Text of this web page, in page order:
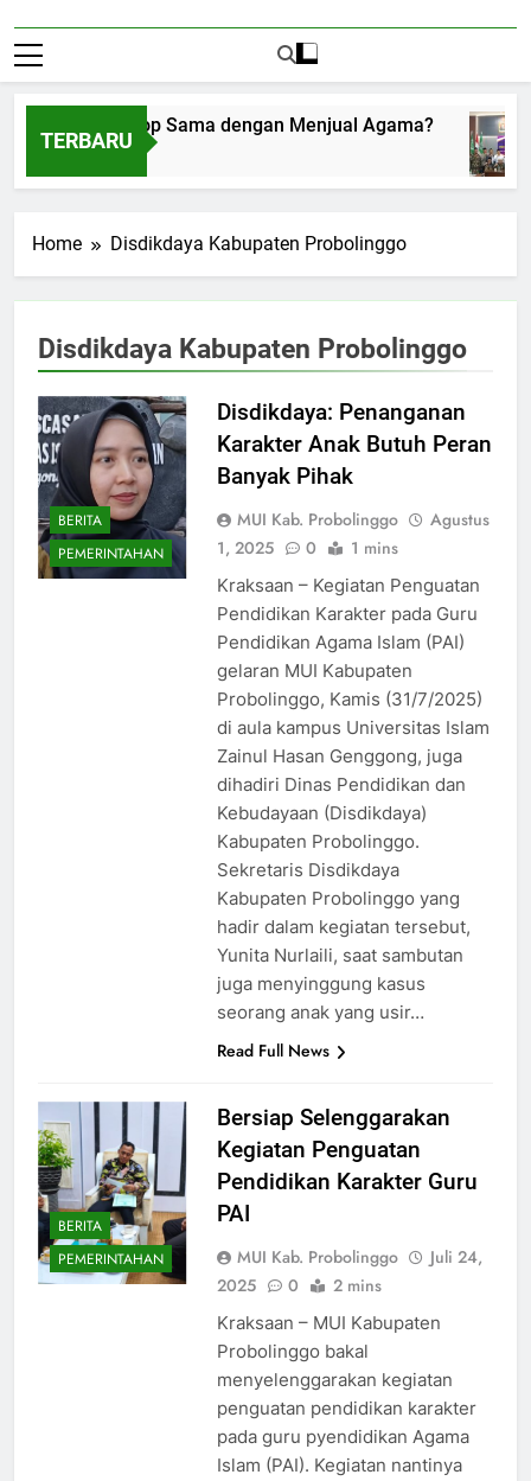
TERBARU
Amplop Sama dengan Menjual Agama?
1, 2026
Home Disdikdaya Kabupaten Probolinggo
Disdikdaya Kabupaten Probolinggo
BERITA
PEMERINTAHAN
Disdikdaya: Penanganan
Karakter Anak Butuh Peran
Banyak Pihak
MUI Kab. Probolinggo
Agustus
1, 2025
0 1 mins
Kraksaan – Kegiatan Penguatan
Pendidikan Karakter pada Guru
Pendidikan Agama Islam (PAI)
gelaran MUI Kabupaten
Probolinggo, Kamis (31/7/2025)
di aula kampus Universitas Islam
Zainul Hasan Genggong, juga
dihadiri Dinas Pendidikan dan
Kebudayaan (Disdikdaya)
Kabupaten Probolinggo.
Sekretaris Disdikdaya
Kabupaten Probolinggo yang
hadir dalam kegiatan tersebut,
Yunita Nurlaili, saat sambutan
juga menyinggung kasus
seorang anak yang usir…
Read Full News
BERITA
PEMERINTAHAN
Bersiap Selenggarakan
Kegiatan Penguatan
Pendidikan Karakter Guru
PAI
MUI Kab. Probolinggo
Juli 24,
2025
0 2 mins
Kraksaan – MUI Kabupaten
Probolinggo bakal
menyelenggarakan kegiatan
penguatan pendidikan karakter
pada guru pyendidikan Agama
Islam (PAI). Kegiatan nantinya